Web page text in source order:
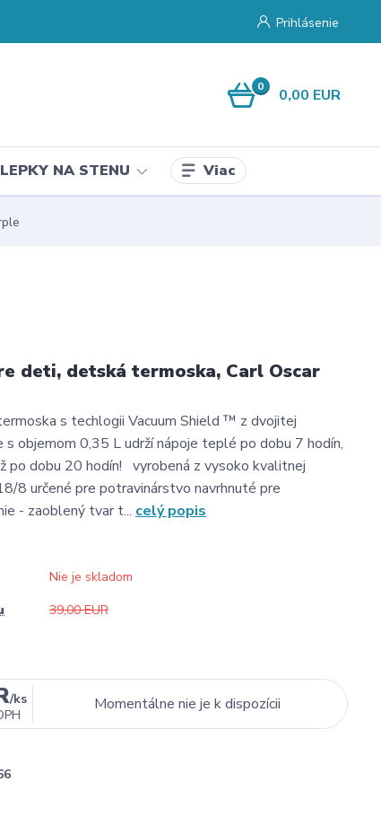
Prihlásenie
0 0,00 EUR
NA STENU Viac
deti, detská termoska, Carl Oscar
s techlogii Vacuum Shield ™ z dvojitej
s objemom 0,35 L udrží nápoje teplé po dobu 7 hodín,
po dobu 20 hodín! vyrobená z vysoko kvalitnej
8 určené pre potravinárstvo navrhnuté pre
- zaoblený tvar t... celý popis
Nie je skladom
39,00 EUR
/ks
Momentálne nie je k dispozícii